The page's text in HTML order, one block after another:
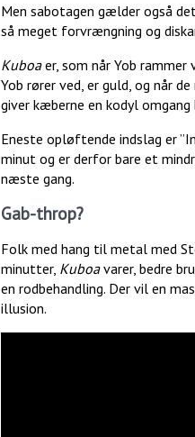
Men sabotagen gælder også
så meget forvrængning og
Kuboaer, som når Yob rammer
Yob rører ved, er guld, og når
giver kæberne en kodyl omgang
Eneste opløftende indslag er
minut og er derfor bare et
næste gang.
Gab-throp?
Folk med hang til metal med
minutter, Kuboavarer, bedre
en rodbehandling. Der vil en
illusion.